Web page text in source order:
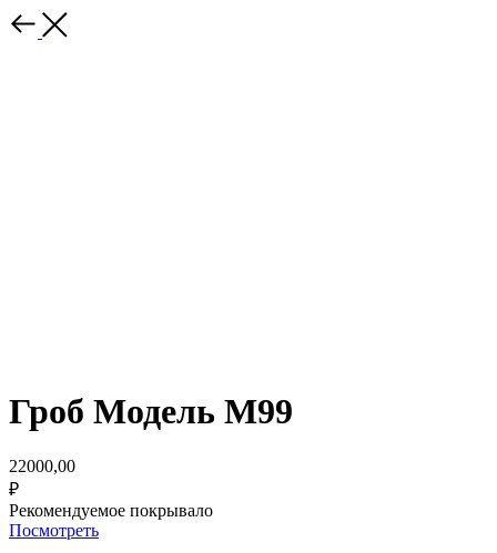
Гроб Модель М99
22000,00
₽
Рекомендуемое покрывало
Посмотреть